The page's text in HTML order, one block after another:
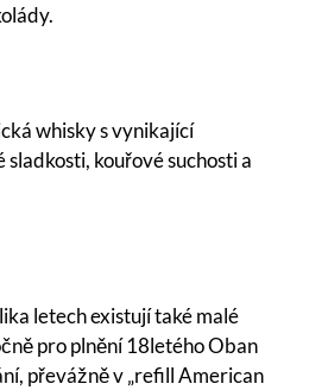
whisky s vynikající
sladkosti, kouřové suchosti a
letech existují také malé
pro plnění 18letého Oban
převážně v „refill American